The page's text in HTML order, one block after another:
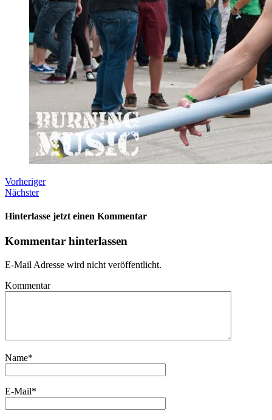
Vorheriger
Nächster
Hinterlasse jetzt einen Kommentar
Kommentar hinterlassen
E-Mail Adresse wird nicht veröffentlicht.
Kommentar
Name*
E-Mail*